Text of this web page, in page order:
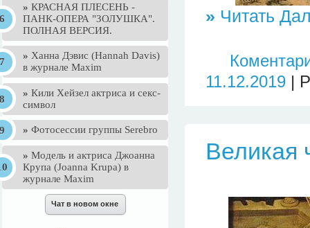
» Читать
11.12.2019 |
Великая
» КРАСНАЯ ПЛЕСЕНЬ -
ПАНК-ОПЕРА "ЗОЛУШКА".
ПОЛНАЯ ВЕРСИЯ.
» Ханна Дэвис (Hannah Davis)
в журнале Maxim
» Кили Хейзел актриса и секс-
символ
» Фотосессии группы Serebro
» Mодель и актриса Джоанна
Крупа (Joanna Krupa) в
журнале Maxim